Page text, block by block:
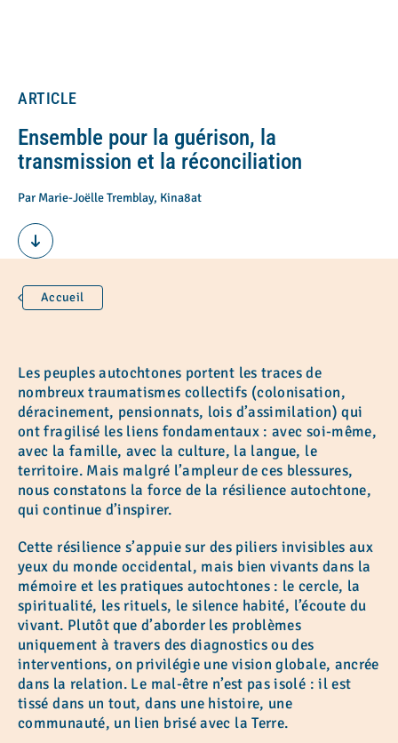
ARTICLE
Ensemble pour la guérison, la
transmission et la réconciliation
Par Marie-Joëlle Tremblay, Kina8at
Accueil
Les peuples autochtones portent les traces de
nombreux traumatismes collectifs (colonisation,
déracinement, pensionnats, lois d’assimilation) qui
ont fragilisé les liens fondamentaux : avec soi-même,
avec la famille, avec la culture, la langue, le
territoire. Mais malgré l’ampleur de ces blessures,
nous constatons la force de la résilience autochtone,
qui continue d’inspirer.
Cette résilience s’appuie sur des piliers invisibles aux
yeux du monde occidental, mais bien vivants dans la
mémoire et les pratiques autochtones : le cercle, la
spiritualité, les rituels, le silence habité, l’écoute du
vivant. Plutôt que d’aborder les problèmes
uniquement à travers des diagnostics ou des
interventions, on privilégie une vision globale, ancrée
dans la relation. Le mal-être n’est pas isolé : il est
tissé dans un tout, dans une histoire, une
communauté, un lien brisé avec la Terre.